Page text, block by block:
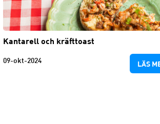
Kantarell och kräfttoast
09-okt-2024 LÄS